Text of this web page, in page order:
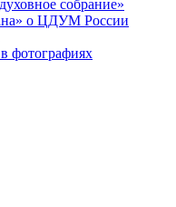
собрание»
о ЦДУМ России
фотографиях